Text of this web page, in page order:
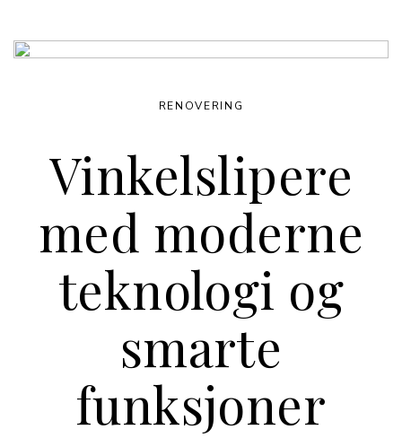
Vinkelslipere
med moderne
teknologi og
smarte
funksjoner
RENOVERING